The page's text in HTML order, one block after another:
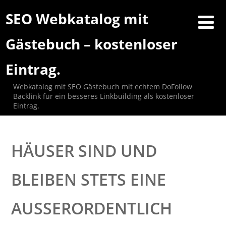
SEO Webkatalog mit
Gästebuch – kostenloser
Eintrag.
Webkatalog mit SEO Gästebuch mit echtem DoFollow
Backlink für ein besseres Linkbuilding als kostenloser
Eintrag.
HÄUSER SIND UND
BLEIBEN STETS EINE
AUSSERORDENTLICH F